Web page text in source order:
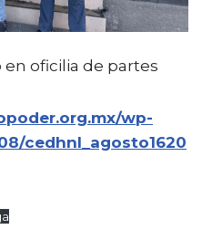
oficilia de partes
wp-
cedhnl_agosto1620